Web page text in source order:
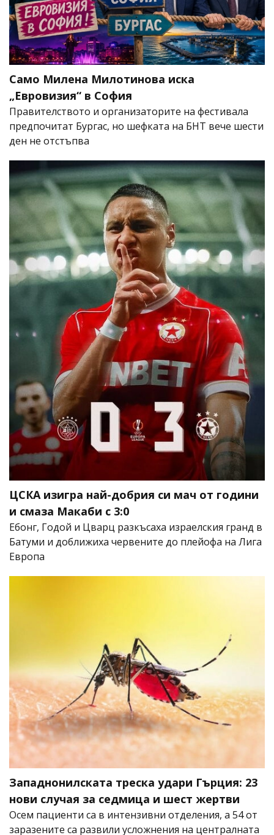
Само Милена Милотинова иска
„Евровизия“ в София
Правителството и организаторите на фестивала
предпочитат Бургас, но шефката на БНТ вече шести
ден не отстъпва
ЦСКА изигра най-добрия си мач от години
и смаза Макаби с 3:0
Ебонг, Годой и Цварц разкъсаха израелския гранд в
Батуми и доближиха червените до плейофа на Лига
Европа
Западнонилската треска удари Гърция: 23
нови случая за седмица и шест жертви
Осем пациенти са в интензивни отделения, а 54 от
заразените са развили усложнения на централната